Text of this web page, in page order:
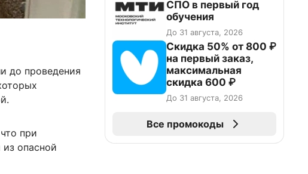
до проведения
при
опасной
СПО в первый год
обучения
До 31 августа, 2026
Скидка 50% от 800 ₽
на первый заказ,
максимальная
скидка 600 ₽
До 31 августа, 2026
Все промокоды